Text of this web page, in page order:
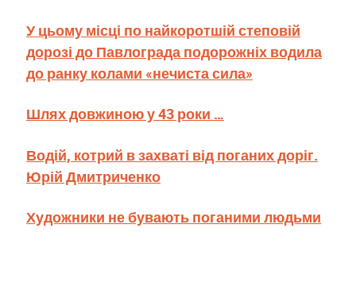
У цьому місці по найкоротшій степовій
дорозі до Павлограда подорожніх водила
до ранку колами «нечиста сила»
Шлях довжиною у 43 роки …
Водій, котрий в захваті від поганих доріг.
Юрій Дмитриченко
Художники не бувають поганими людьми